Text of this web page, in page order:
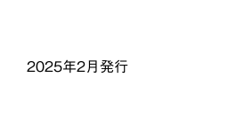
2025年2月発行